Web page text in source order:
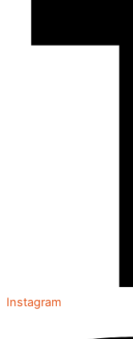
Instagram